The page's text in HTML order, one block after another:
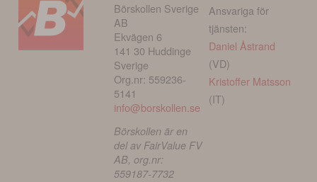
Börskollen Sverige
AB
Ekvägen 6
141 30 Huddinge
Sverige
Org.nr: 559236-
5141
info@borskollen.se
Börskollen är en
del av FairValue FV
AB, org.nr:
559187-7732
Ansvariga för
tjänsten:
Daniel Åstrand
(VD)
Kristoffer Matsson
(IT)